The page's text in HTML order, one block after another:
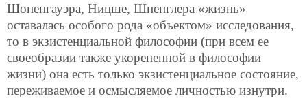
Шопенгауэра, Ницше, Шпенглера «жизнь»
оставалась особого рода «объектом» исследования,
то в экзистенциальной философии (при всем ее
своеобразии также укорененной в философии
жизни) она есть только экзистенциальное состояние,
переживаемое и осмысляемое личностью изнутри.